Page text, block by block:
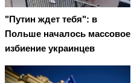
"Путин ждет тебя": в
Польше началось массовое
избиение украинцев